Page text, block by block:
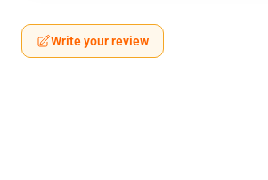
Write your review